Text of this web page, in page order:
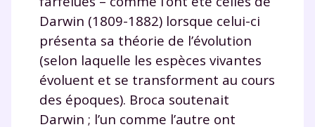
Darwin (1809-1882) lorsque celui-ci
présenta sa théorie de l’évolution
(selon laquelle les espèces vivantes
évoluent et se transforment au cours
des époques). Broca soutenait
Darwin ; l’un comme l’autre ont
vidéo
TESTER GRATUITEMENT
* Votre code d'accès sera envoyé à cette adresse e-mail. En